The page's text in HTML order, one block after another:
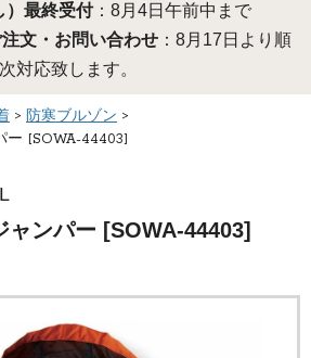
）最終受付：8月4日午前中まで
文・お問い合わせ：8月17日より順
次対応致します。
防寒ブルゾン
ー [SOWA-44403]
ャンパー [SOWA-44403]